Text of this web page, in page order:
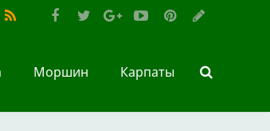
Моршин Карпаты